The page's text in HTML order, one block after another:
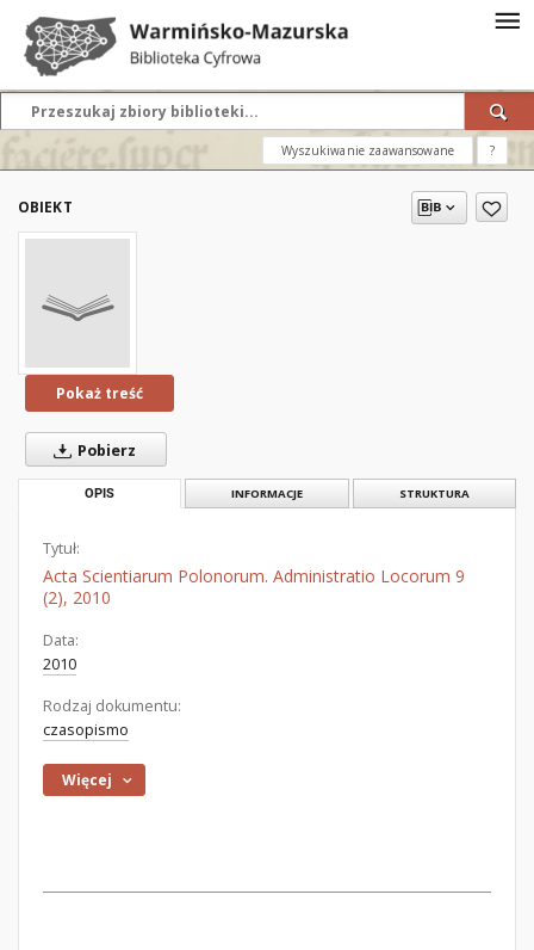
Wyszukiwanie zaawansowane ?
OBIEKT
Pokaż treść
Pobierz
OPIS INFORMACJE STRUKTURA
Tytuł:
Acta Scientiarum Polonorum. Administratio Locorum 9
(2), 2010
Data:
2010
Rodzaj dokumentu:
czasopismo
Więcej